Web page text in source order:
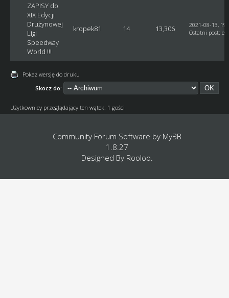
ZAPISY do
XIX Edycji
Drużynowej
Ligi
Speedway
World !!!
kropek81 14 13,306
2021-08-13,
Ostatni post:
Pokaż wersję do druku
Skocz do:
Użytkownicy przeglądający ten wątek: 1 gości
Community Forum Software by MyBB
1.8.27
Designed By Rooloo